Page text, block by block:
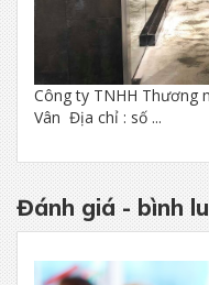
Công ty TNHH Thương
Vân Địa chỉ : số ...
Đánh giá - bình